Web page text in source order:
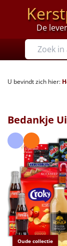
De
Prijzen
Tot €25
€25 tot €35
€40 tot €45
€45 tot €50
€50 tot €55
€55 tot €75
€75 tot €100
U bevindt zich hier:
Oude collectie
Bedankje